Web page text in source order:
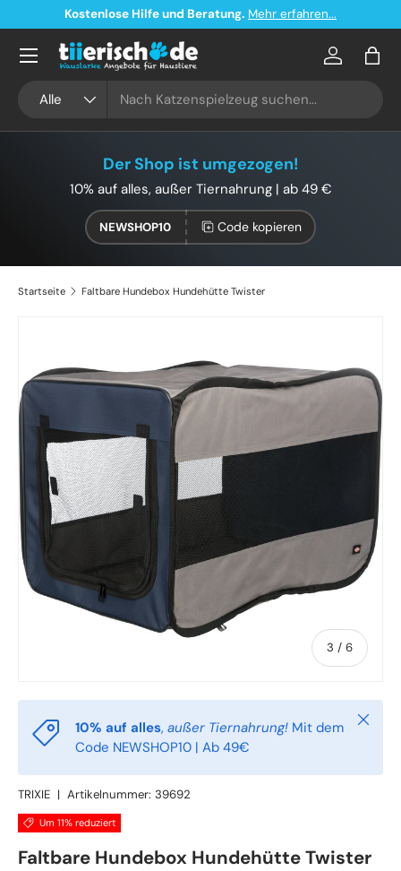
Direkt zum Inhalt
Kostenlose Hilfe und Beratung. Mehr erfahren...
Alle
Konto
Der Shop ist umgezogen!
10% auf alles, außer Tiernahrung | ab 49 €
NEWSHOP10 Code kopieren
Startseite Faltbare Hundebox Hundehütte Twister
3 / von
6
10% auf alles, außer Tiernahrung! Mit dem
Code NEWSHOP10 | Ab 49€
TRIXIE | Artikelnummer: 39692
Um 11% reduziert
TRIXIE
Faltbare Hundebox Hundehütte Twister